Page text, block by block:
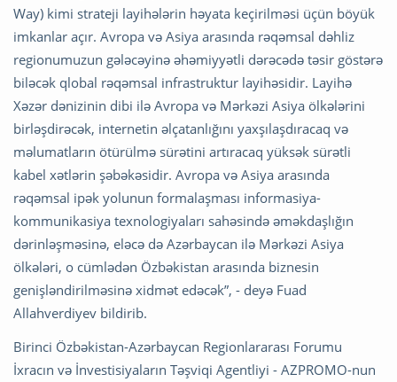
Way) kimi strateji layihələrin həyata keçirilməsi üçün böyük
imkanlar açır. Avropa və Asiya arasında rəqəmsal dəhliz
regionumuzun gələcəyinə əhəmiyyətli dərəcədə təsir göstərə
biləcək qlobal rəqəmsal infrastruktur layihəsidir. Layihə
Xəzər dənizinin dibi ilə Avropa və Mərkəzi Asiya ölkələrini
birləşdirəcək, internetin əlçatanlığını yaxşılaşdıracaq və
məlumatların ötürülmə sürətini artıracaq yüksək sürətli
kabel xətlərin şəbəkəsidir. Avropa və Asiya arasında
rəqəmsal ipək yolunun formalaşması informasiya-
kommunikasiya texnologiyaları sahəsində əməkdaşlığın
dərinləşməsinə, eləcə də Azərbaycan ilə Mərkəzi Asiya
ölkələri, o cümlədən Özbəkistan arasında biznesin
genişləndirilməsinə xidmət edəcək”, - deyə Fuad
Allahverdiyev bildirib.
Birinci Özbəkistan-Azərbaycan Regionlararası Forumu
İxracın və İnvestisiyaların Təşviqi Agentliyi - AZPROMO-nun